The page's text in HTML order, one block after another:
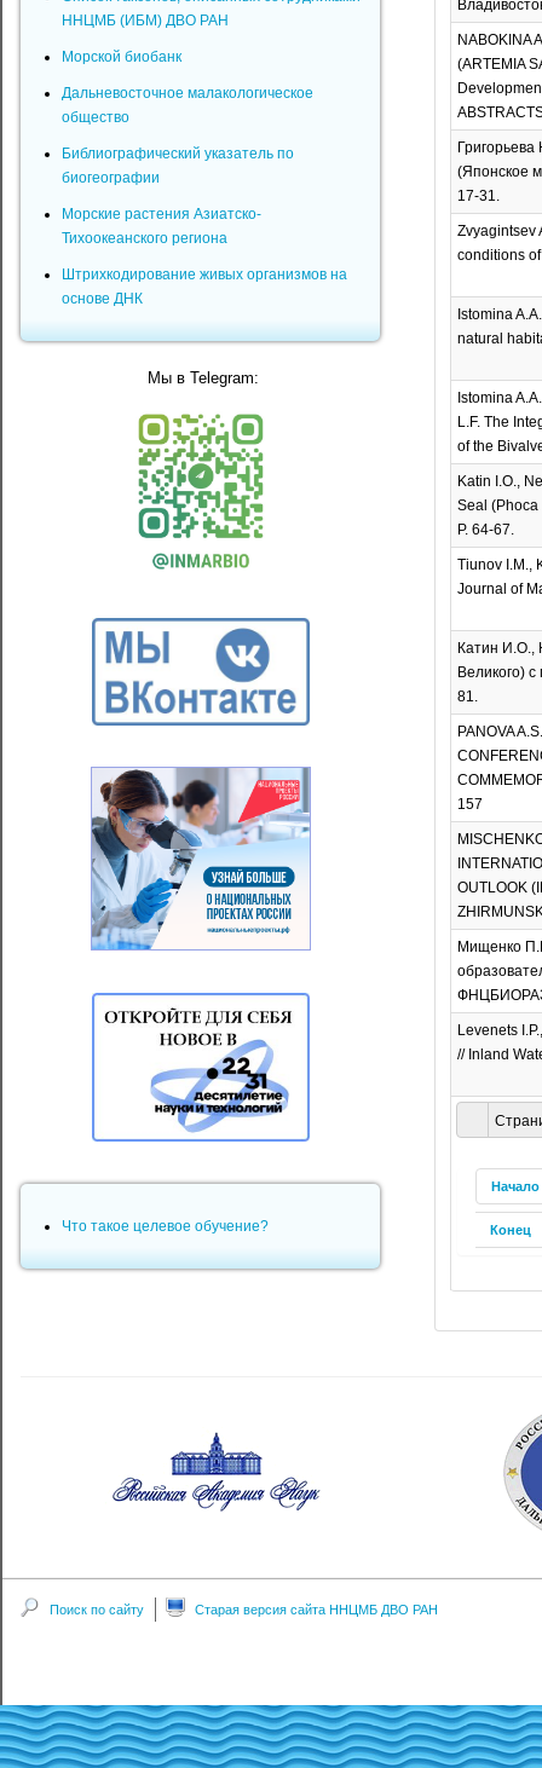
Начало
Конец
NABOKINA
(ARTEMIA
(Японское
17-31.
Zvyagintsev
conditions
Istomina
natural
Istomina
L.F. The
of the
Katin I.O.,
Seal (Phoca
P. 64-67.
Tiunov I.M.,
Journal of
Катин И.О.,
Великого)
81.
PANOVA
157
OUTLOOK
Мищенко
Levenets
// Inland
ННЦМБ (ИБМ) ДВО РАН
Морской биобанк
Дальневосточное малакологическое
общество
Библиографический указатель по
биогеографии
Морские растения Азиатско-
Тихоокеанского региона
Штрихкодирование живых организмов на
основе ДНК
Мы в Telegram:
Что такое целевое обучение?
Поиск по сайту Старая версия сайта ННЦМБ ДВО РАН